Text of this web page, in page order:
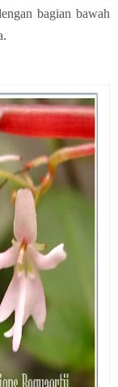
bagian bawah